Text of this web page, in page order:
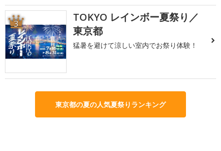
3
TOKYO レインボー夏祭り／
東京都
猛暑を避けて涼しい室内でお祭り体験！
東京都の夏の人気夏祭りランキング